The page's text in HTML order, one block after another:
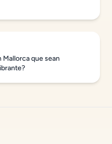
que sean